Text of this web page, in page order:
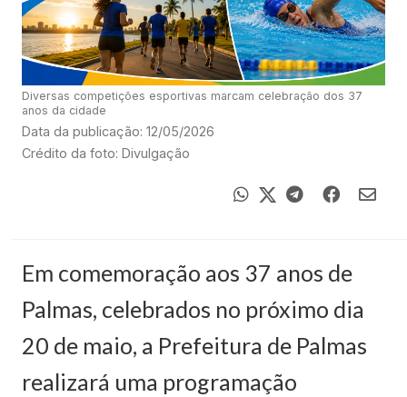
Diversas competições esportivas marcam celebração dos 37
anos da cidade
Data da publicação: 12/05/2026
Crédito da foto: Divulgação
Em comemoração aos 37 anos de
Palmas, celebrados no próximo dia
20 de maio, a Prefeitura de Palmas
realizará uma programação